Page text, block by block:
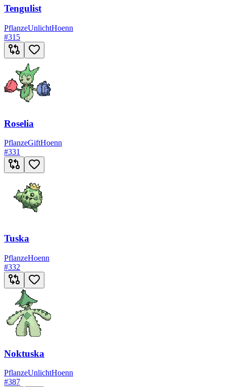
Tengulist
PflanzeUnlichtHoenn
#315
Roselia
PflanzeGiftHoenn
#331
Tuska
PflanzeHoenn
#332
Noktuska
PflanzeUnlichtHoenn
#387